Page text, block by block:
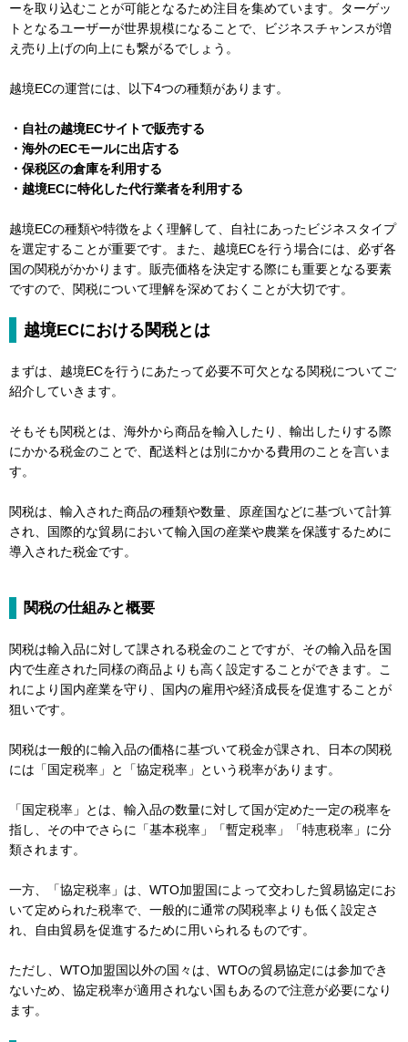
ーを取り込むことが可能となるため注目を集めています。ターゲッ
トとなるユーザーが世界規模になることで、ビジネスチャンスが増
え売り上げの向上にも繋がるでしょう。
越境ECの運営には、以下4つの種類があります。
・自社の越境ECサイトで販売する
・海外のECモールに出店する
・保税区の倉庫を利用する
・越境ECに特化した代行業者を利用する
越境ECの種類や特徴をよく理解して、自社にあったビジネスタイプ
を選定することが重要です。また、越境ECを行う場合には、必ず各
国の関税がかかります。販売価格を決定する際にも重要となる要素
ですので、関税について理解を深めておくことが大切です。
越境ECにおける関税とは
まずは、越境ECを行うにあたって必要不可欠となる関税についてご
紹介していきます。
そもそも関税とは、海外から商品を輸入したり、輸出したりする際
にかかる税金のことで、配送料とは別にかかる費用のことを言いま
す。
関税は、輸入された商品の種類や数量、原産国などに基づいて計算
され、国際的な貿易において輸入国の産業や農業を保護するために
導入された税金です。
関税の仕組みと概要
関税は輸入品に対して課される税金のことですが、その輸入品を国
内で生産された同様の商品よりも高く設定することができます。こ
れにより国内産業を守り、国内の雇用や経済成長を促進することが
狙いです。
関税は一般的に輸入品の価格に基づいて税金が課され、日本の関税
には「国定税率」と「協定税率」という税率があります。
「国定税率」とは、輸入品の数量に対して国が定めた一定の税率を
指し、その中でさらに「基本税率」「暫定税率」「特恵税率」に分
類されます。
一方、「協定税率」は、WTO加盟国によって交わした貿易協定にお
いて定められた税率で、一般的に通常の関税率よりも低く設定さ
れ、自由貿易を促進するために用いられるものです。
ただし、WTO加盟国以外の国々は、WTOの貿易協定には参加でき
ないため、協定税率が適用されない国もあるので注意が必要になり
ます。